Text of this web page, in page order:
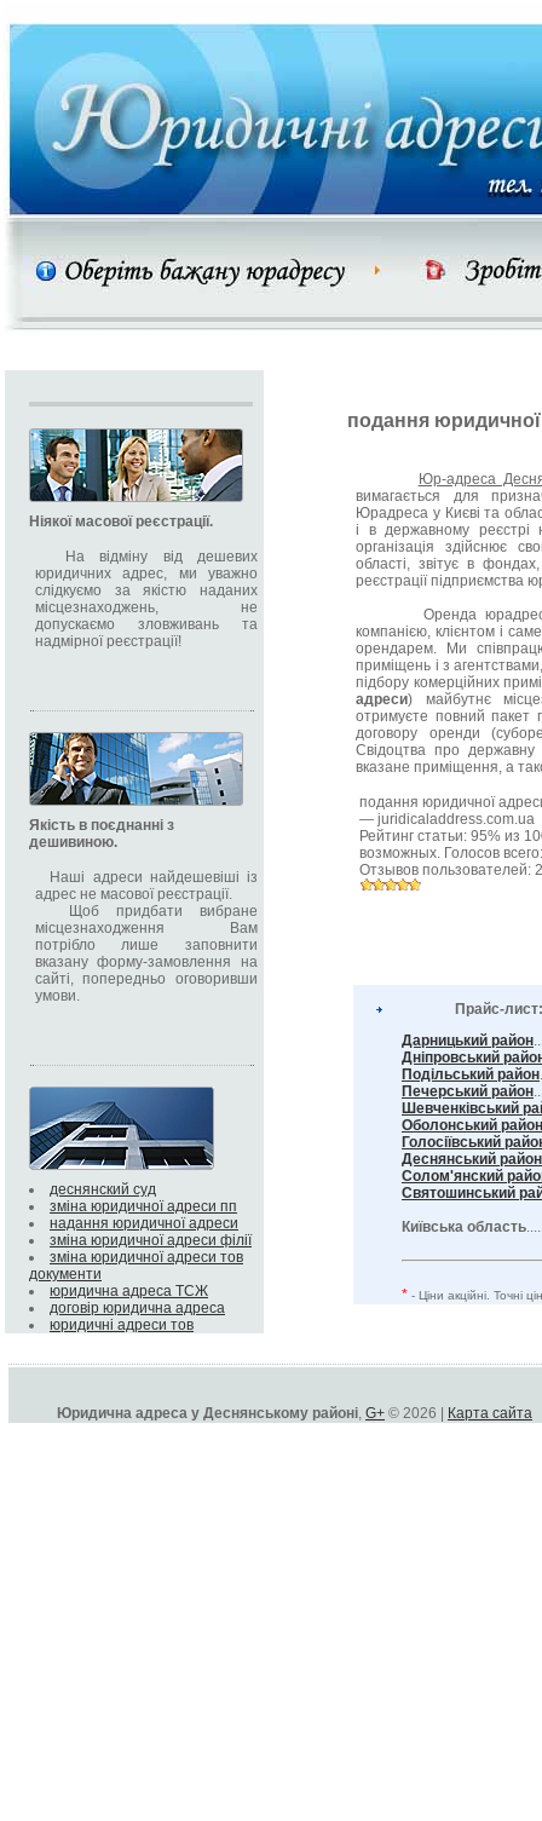
Ніякої масової реєстрації.
На відміну від дешевих
юридичних адрес, ми уважно
слідкуємо за якістю наданих
місцезнаходжень, не
допускаємо зловживань та
надмірної реєстрації!
Якість в поєднанні з
дешивиною.
Наші адреси найдешевіші із
адрес не масової реєстрації.
Щоб придбати вибране
місцезнаходження Вам
потрібло лише заповнити
вказану форму-замовлення на
сайті, попередньо оговоривши
умови.
деснянский суд
зміна юридичної адреси пп
надання юридичної адреси
зміна юридичної адреси філії
зміна юридичної адреси тов
документи
юридична адреса ТСЖ
договір юридична адреса
юридичні адреси тов
подання
Юр-адреса
вимагається для
Юрадреса у Києві та
і в державному
організація здійснює
області, звітує в
реєстрації підприємства
Оренда юрадрес
компанією, клієнтом і
орендарем. Ми
приміщень і з
підбору комерційних
адреси) майбутнє
отримуєте повний пакет
договору оренди
Свідоцтва про
вказане приміщення, а
подання юридичної
—juridicaladdress.com.ua
Рейтинг статьи:95% из
возможных. Голосов
Отзывов пользователей:
Прайс-лист:
Дарницький район
Дніпровський
Подільський район
Печерський район
Шевченківський
Оболонський район
Голосіївський
Деснянський район
Солом'янский
Святошинський
Київська область
* - Ціни акційні. Точні
Юридична адреса у Деснянському районі, G+ © 2026 | Карта сайта